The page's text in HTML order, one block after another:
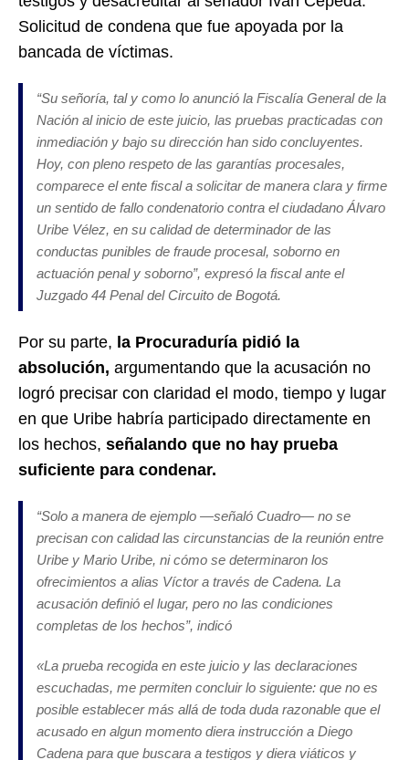
Solicitud de condena que fue apoyada por la
bancada de víctimas.
“Su señoría, tal y como lo anunció la Fiscalía General de la
Nación al inicio de este juicio, las pruebas practicadas con
inmediación y bajo su dirección han sido concluyentes.
Hoy, con pleno respeto de las garantías procesales,
comparece el ente fiscal a solicitar de manera clara y firme
un sentido de fallo condenatorio contra el ciudadano Álvaro
Uribe Vélez, en su calidad de determinador de las
conductas punibles de fraude procesal, soborno en
actuación penal y soborno”, expresó la fiscal ante el
Juzgado 44 Penal del Circuito de Bogotá.
Por su parte, la Procuraduría pidió la
absolución, argumentando que la acusación no
logró precisar con claridad el modo, tiempo y lugar
en que Uribe habría participado directamente en
los hechos, señalando que no hay prueba
suficiente para condenar.
“Solo a manera de ejemplo —señaló Cuadro— no se
precisan con calidad las circunstancias de la reunión entre
Uribe y Mario Uribe, ni cómo se determinaron los
ofrecimientos a alias Víctor a través de Cadena. La
acusación definió el lugar, pero no las condiciones
completas de los hechos”, indicó
«La prueba recogida en este juicio y las declaraciones
escuchadas, me permiten concluir lo siguiente: que no es
posible establecer más allá de toda duda razonable que el
acusado en algun momento diera instrucción a Diego
Cadena para que buscara a testigos y diera viáticos y